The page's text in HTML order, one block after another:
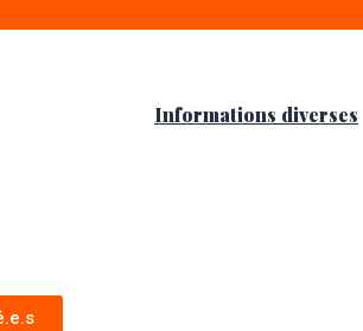
Informations diverses